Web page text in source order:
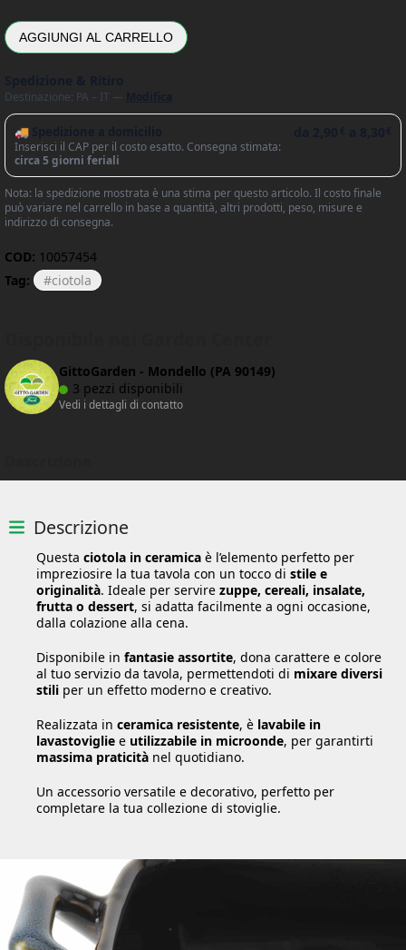
AGGIUNGI AL CARRELLO
Destinazione: PA – IT —
🚚 Spedizione a domicilio
Inserisci il CAP per il costo esatto. Consegna stimata:
circa 5 giorni feriali
Nota: la spedizione mostrata è una stima per questo articolo. Il costo finale
può variare nel carrello in base a quantità, altri prodotti, peso, misure e
indirizzo di consegna.
COD: 10057454
Tag:
ciotola
GittoGarden - Mondello (PA 90149)
3 pezzi disponibili
Vedi i dettagli di contatto
Descrizione
Questa ciotola in ceramica è l’elemento perfetto per
impreziosire la tua tavola con un tocco di stile e
originalità. Ideale per servire zuppe, cereali, insalate,
frutta o dessert, si adatta facilmente a ogni occasione,
dalla colazione alla cena.
Disponibile in fantasie assortite, dona carattere e colore
al tuo servizio da tavola, permettendoti di mixare diversi
stili per un effetto moderno e creativo.
Realizzata in ceramica resistente, è lavabile in
lavastoviglie e utilizzabile in microonde, per garantirti
massima praticità nel quotidiano.
Un accessorio versatile e decorativo, perfetto per
completare la tua collezione di stoviglie.